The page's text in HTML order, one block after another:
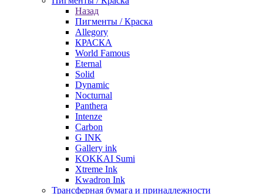
Назад
Пигменты / Краска
Allegory
КРАСКА
World Famous
Eternal
Solid
Dynamic
Nocturnal
Panthera
Intenze
Carbon
G INK
Gallery ink
KOKKAI Sumi
Xtreme Ink
Kwadron Ink
Трансферная бумага и принадлежности